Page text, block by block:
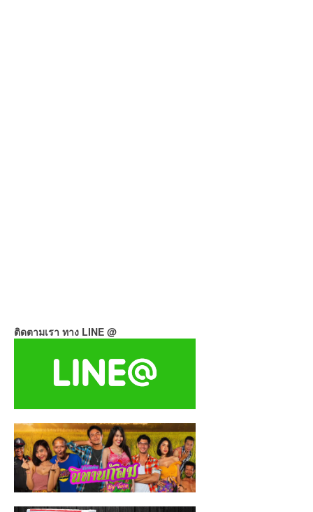
ติดตามเรา ทาง LINE @